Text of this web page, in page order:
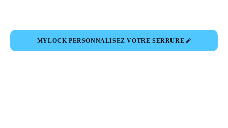
MYLOCK PERSONNALISEZ VOTRE SERRURE